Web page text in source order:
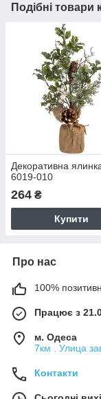
Подібні товари
Декоративна
6019-010
264 ₴
Купити
Про нас
100%
Працює з
м. Одеса
7км . Улица
Контакти